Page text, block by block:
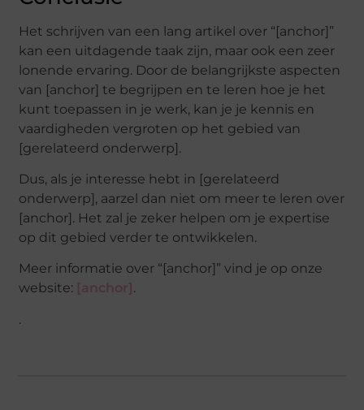
Het schrijven van een lang artikel over “[anchor]”
kan een uitdagende taak zijn, maar ook een zeer
lonende ervaring. Door de belangrijkste aspecten
van [anchor] te begrijpen en te leren hoe je het
kunt toepassen in je werk, kan je je kennis en
vaardigheden vergroten op het gebied van
[gerelateerd onderwerp].
Dus, als je interesse hebt in [gerelateerd
onderwerp], aarzel dan niet om meer te leren over
[anchor]. Het zal je zeker helpen om je expertise
op dit gebied verder te ontwikkelen.
Meer informatie over “[anchor]” vind je op onze
website: [anchor] .
.